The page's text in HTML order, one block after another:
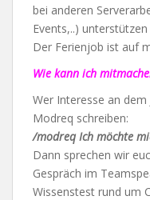
bei anderen
Events,..)
Der Ferienjob ist auf
Wie kann ich
Wer Interesse an
Modreq schreiben:
/modreq Ich möchte
Dann sprechen wir
Gespräch im
Wissenstest rund um